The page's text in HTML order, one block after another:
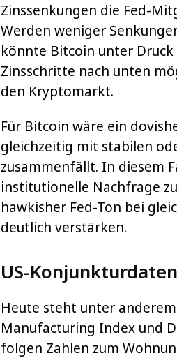
Zinssenkungen die Fed-
Werden weniger
könnte Bitcoin unter
Zinsschritte nach unten
den Kryptomarkt.
Für Bitcoin wäre ein
gleichzeitig mit stabilen
zusammenfällt. In diesem
institutionelle Nachfrage
hawkisher Fed-Ton bei
deutlich verstärken.
US-
Heute steht unter
Manufacturing Index und
folgen Zahlen zum